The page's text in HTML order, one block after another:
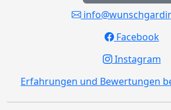
Facebook
Instagram
Erfahrungen und Bewertungen